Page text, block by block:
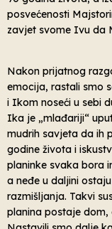
posvećenosti
zavjet svome Ivu da
Nakon prijatnog
emocija, rastali smo
i Ikom noseći u sebi
Ika je „mlađariji“
mudrih savjeta da ih
godine života i
planinke svaka bora
a neđe u daljini
razmišljanja. Takvi
planina postaje dom,